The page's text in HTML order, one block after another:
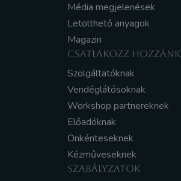
Média megjelenések
Letölthető anyagok
Magazin
CSATLAKOZZ HOZZÁNK
Szolgáltatóknak
Vendéglátósoknak
Workshop partnereknek
Előadóknak
Önkénteseknek
Kézműveseknek
SZABÁLYZATOK